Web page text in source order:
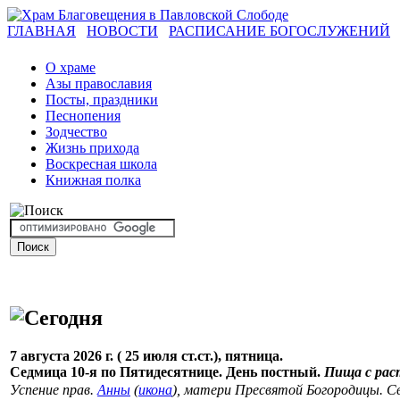
ГЛАВНАЯ НОВОСТИ РАСПИСАНИЕ БОГОСЛУЖЕНИЙ
О храме
Азы православия
Посты, праздники
Песнопения
Зодчество
Жизнь прихода
Воскресная школа
Книжная полка
7 августа 2026 г. ( 25 июля ст.ст.), пятница.
Седмица 10-я по Пятидесятнице. День постный. Пища с
Успение прав. Анны (икона), матери Пресвятой Богородицы.